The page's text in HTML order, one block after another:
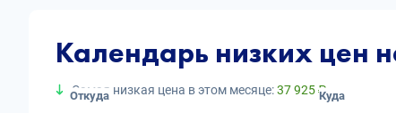
Календарь низких цен
Самая низкая цена в этом месяце:37 925 ₽
Откуда Куда